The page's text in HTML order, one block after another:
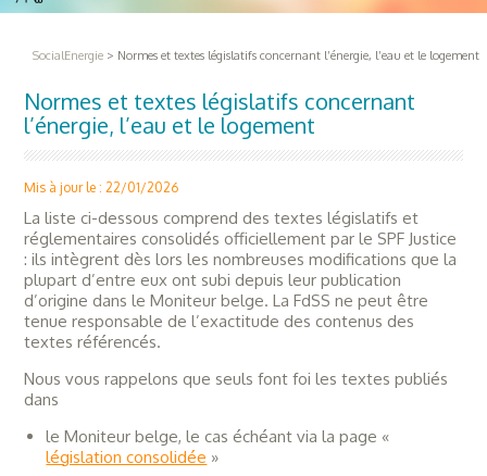
SocialEnergie > Normes et textes législatifs concernant l’énergie, l’eau et le logement
Normes et textes législatifs concernant
l’énergie, l’eau et le logement
Mis à jour le : 22/01/2026
La liste ci-dessous comprend des textes législatifs et
réglementaires consolidés officiellement par le SPF Justice
: ils intègrent dès lors les nombreuses modifications que la
plupart d’entre eux ont subi depuis leur publication
d’origine dans le Moniteur belge. La FdSS ne peut être
tenue responsable de l’exactitude des contenus des
textes référencés.
Nous vous rappelons que seuls font foi les textes publiés
dans
le Moniteur belge, le cas échéant via la page «
législation consolidée »